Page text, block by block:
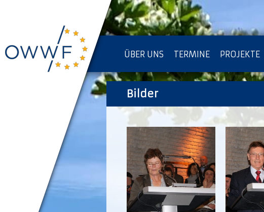
ÜBER UNS TERMINE PROJEKTE
IMPRESSUM [KOPIE]
Bilder